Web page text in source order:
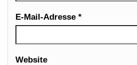
E-Mail-Adresse *
Website